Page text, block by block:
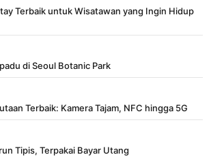
Terbaik untuk Wisatawan yang Ingin Hidup
di Seoul Botanic Park
Terbaik: Kamera Tajam, NFC hingga 5G
Tipis, Terpakai Bayar Utang